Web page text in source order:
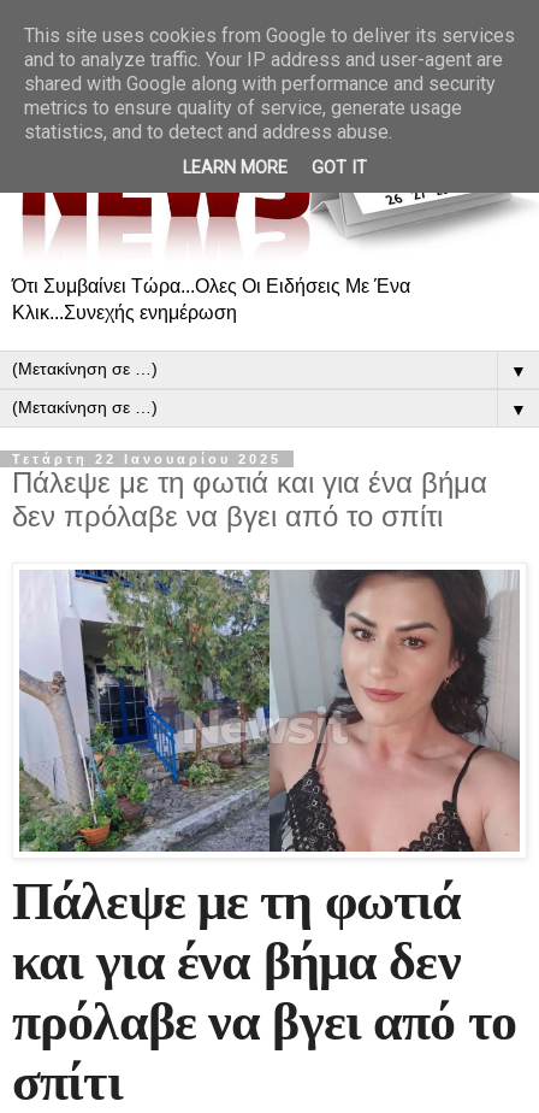
Ότι Συμβαίνει Τώρα...Ολες Οι Ειδήσεις Με Ένα
Κλικ...Συνεχής ενημέρωση
▼
▼
Τετάρτη 22 Ιανουαρίου 2025
Πάλεψε με τη φωτιά και για ένα βήμα
δεν πρόλαβε να βγει από το σπίτι
Πάλεψε με τη φωτιά
και για ένα βήμα δεν
πρόλαβε να βγει από το
σπίτι
This site uses cookies from Google to deliver its services
and to analyze traffic. Your IP address and user-agent are
shared with Google along with performance and security
metrics to ensure quality of service, generate usage
statistics, and to detect and address abuse.
LEARN MORE GOT IT